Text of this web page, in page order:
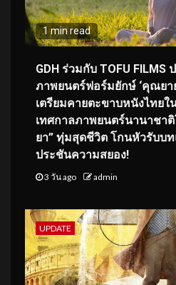
1 min read
GDH ร่วมกับ TOFU FILMS
ภาพยนตร์ฟอร์มยักษ์ ‘คุณยา
เตรียมคายตะขาบหนังไทย
เทศกาลภาพยนตร์นานาชา
ยา” ทุ่มสุดชีวิต โกนหัวรับบ
ประชันความสยอง!
3 วัน ago admin
UPDATE